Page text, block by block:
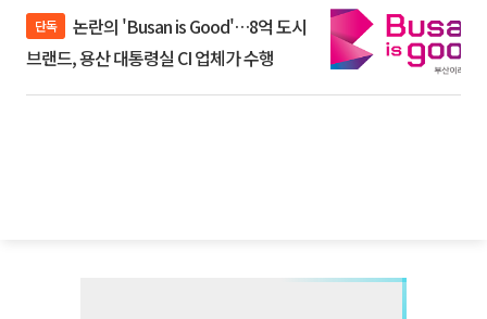
단독
브랜드, 용산 대통령실 CI 업체가 수행